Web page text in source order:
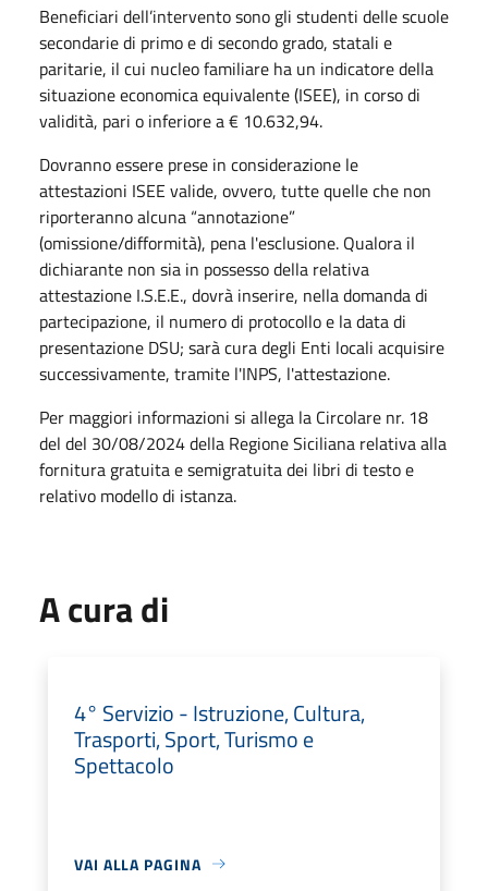
Beneficiari dell’intervento sono gli studenti delle scuole
secondarie di primo e di secondo grado, statali e
paritarie, il cui nucleo familiare ha un indicatore della
situazione economica equivalente (ISEE), in corso di
validità, pari o inferiore a € 10.632,94.
Dovranno essere prese in considerazione le
attestazioni ISEE valide, ovvero, tutte quelle che non
riporteranno alcuna “annotazione”
(omissione/difformità), pena l'esclusione. Qualora il
dichiarante non sia in possesso della relativa
attestazione I.S.E.E., dovrà inserire, nella domanda di
partecipazione, il numero di protocollo e la data di
presentazione DSU; sarà cura degli Enti locali acquisire
successivamente, tramite l'INPS, l'attestazione.
Per maggiori informazioni si allega la Circolare nr. 18
del del 30/08/2024 della Regione Siciliana relativa alla
fornitura gratuita e semigratuita dei libri di testo e
relativo modello di istanza.
A cura di
4° Servizio - Istruzione, Cultura,
Trasporti, Sport, Turismo e
Spettacolo
VAI ALLA PAGINA